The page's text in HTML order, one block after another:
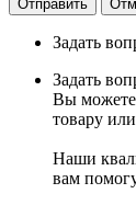
Отправить
Задать
Задать
Вы можете
товару
Наши
вам